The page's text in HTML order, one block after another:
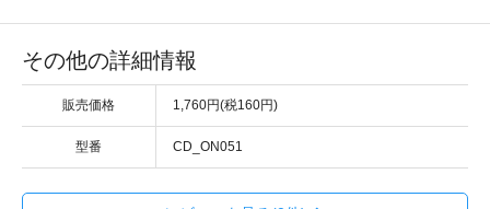
その他の詳細情報
販売価格 1,760円(税160円)
型番 CD_ON051